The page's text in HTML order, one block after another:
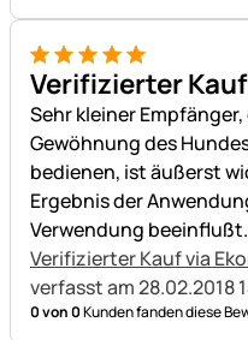
5 von 5
Verifizierter
Sehr kleiner
Gewöhnung des
bedienen, ist äußerst
Ergebnis der
Verwendung beeinflußt.
Verifizierter Kauf via
verfasst am 28.02.2018
0 von 0Kunden fanden diese